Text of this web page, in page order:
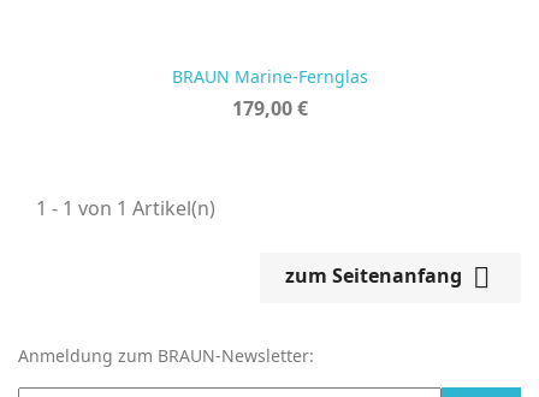
BRAUN Marine-Fernglas
Preis
179,00 €
1 - 1 von 1 Artikel(n)
zum Seitenanfang 
Anmeldung zum BRAUN-Newsletter: